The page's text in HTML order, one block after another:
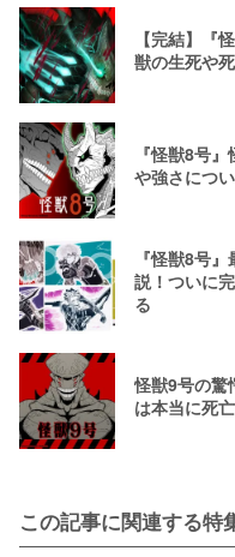
【完結】『
獣の生死や
『怪獣8号
や強さにつ
『怪獣8号
説！ついに
る
怪獣9号の驚
は本当に死
この記事に関連する特